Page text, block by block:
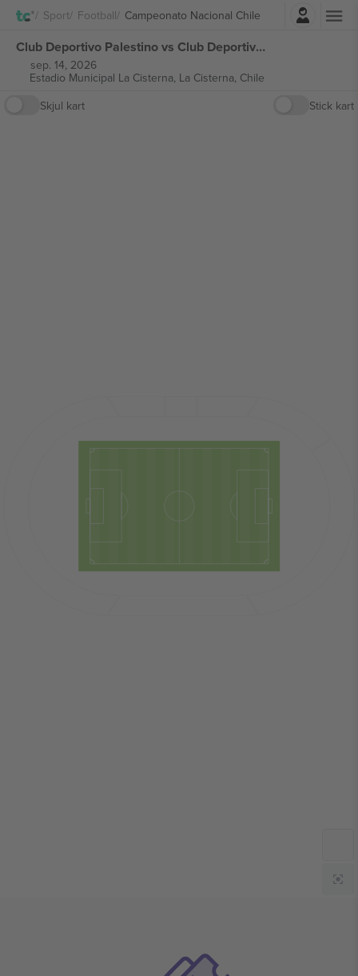
Sport Football Campeonato Nacional Chile
Logg Inn
Club Deportivo Palestino vs Club Deportivo Universidad Católica Campeonato Nacional Chile billetter
sep. 14, 2026
Estadio Municipal La Cisterna, La Cisterna, Chile
Skjul kart
Stick kart